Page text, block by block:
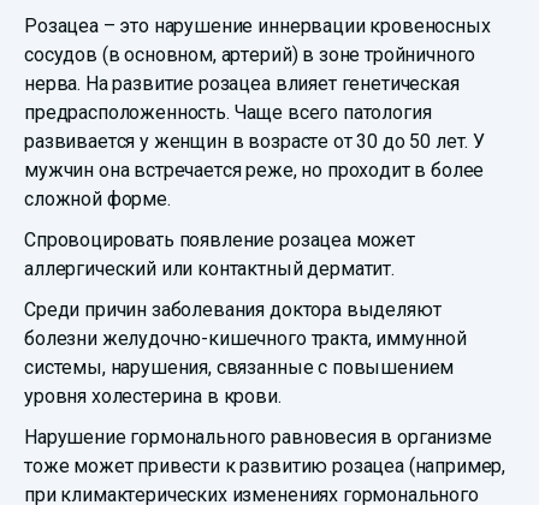
Розацеа – это нарушение иннервации кровеносных
сосудов (в основном, артерий) в зоне тройничного
нерва. На развитие розацеа влияет генетическая
предрасположенность. Чаще всего патология
развивается у женщин в возрасте от 30 до 50 лет. У
мужчин она встречается реже, но проходит в более
сложной форме.
Спровоцировать появление розацеа может
аллергический или контактный дерматит.
Среди причин заболевания доктора выделяют
болезни желудочно-кишечного тракта, иммунной
системы, нарушения, связанные с повышением
уровня холестерина в крови.
Нарушение гормонального равновесия в организме
тоже может привести к развитию розацеа (например,
при климактерических изменениях гормонального